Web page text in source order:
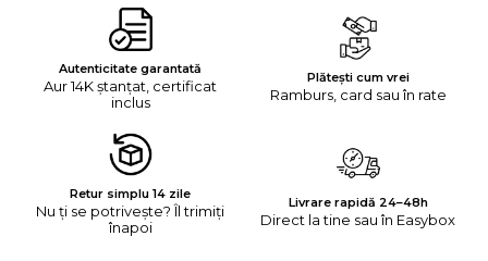
Autenticitate garantată
Aur 14K ștanțat, certificat
inclus
Plătești cum vrei
Ramburs, card sau în rate
Retur simplu 14 zile
Nu ți se potrivește? Îl trimiți
înapoi
Livrare rapidă 24–48h
Direct la tine sau în Easybox